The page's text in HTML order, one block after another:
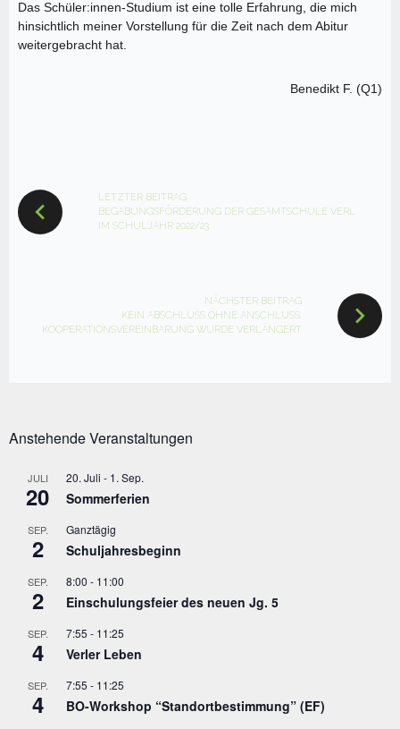
Das Schüler:innen-Studium ist eine tolle Erfahrung, die mich
hinsichtlich meiner Vorstellung für die Zeit nach dem Abitur
weitergebracht hat.
Benedikt F. (Q1)
LETZTER BEITRAG
BEGABUNGSFÖRDERUNG DER GESAMTSCHULE VERL
IM SCHULJAHR 2022/23
NÄCHSTER BEITRAG
KEIN ABSCHLUSS OHNE ANSCHLUSS:
KOOPERATIONSVEREINBARUNG WURDE VERLÄNGERT
Anstehende Veranstaltungen
JULI
20
20. Juli - 1. Sep.
Sommerferien
SEP.
2
Ganztägig
Schuljahresbeginn
SEP.
2
8:00 - 11:00
Einschulungsfeier des neuen Jg. 5
SEP.
4
7:55 - 11:25
Verler Leben
SEP.
4
7:55 - 11:25
BO-Workshop “Standortbestimmung” (EF)